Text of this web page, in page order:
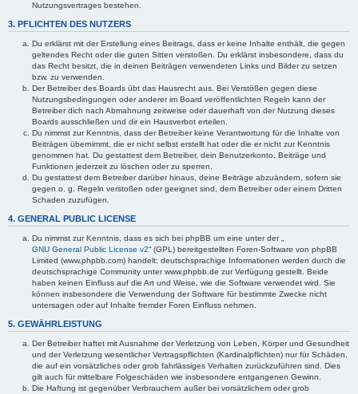
Nutzungsvertrages bestehen.
3. PFLICHTEN DES NUTZERS
Du erklärst mit der Erstellung eines Beitrags, dass er keine Inhalte enthält, die gegen
geltendes Recht oder die guten Sitten verstoßen. Du erklärst insbesondere, dass du
das Recht besitzt, die in deinen Beiträgen verwendeten Links und Bilder zu setzen
bzw. zu verwenden.
Der Betreiber des Boards übt das Hausrecht aus. Bei Verstößen gegen diese
Nutzungsbedingungen oder anderer im Board veröffentlichten Regeln kann der
Betreiber dich nach Abmahnung zeitweise oder dauerhaft von der Nutzung dieses
Boards ausschließen und dir ein Hausverbot erteilen.
Du nimmst zur Kenntnis, dass der Betreiber keine Verantwortung für die Inhalte von
Beiträgen übernimmt, die er nicht selbst erstellt hat oder die er nicht zur Kenntnis
genommen hat. Du gestattest dem Betreiber, dein Benutzerkonto, Beiträge und
Funktionen jederzeit zu löschen oder zu sperren.
Du gestattest dem Betreiber darüber hinaus, deine Beiträge abzuändern, sofern sie
gegen o. g. Regeln verstoßen oder geeignet sind, dem Betreiber oder einem Dritten
Schaden zuzufügen.
4. GENERAL PUBLIC LICENSE
Du nimmst zur Kenntnis, dass es sich bei phpBB um eine unter der „
GNU General Public License v2“ (GPL) bereitgestellten Foren-Software von phpBB
Limited (www.phpbb.com) handelt; deutschsprachige Informationen werden durch die
deutschsprachige Community unter www.phpbb.de zur Verfügung gestellt. Beide
haben keinen Einfluss auf die Art und Weise, wie die Software verwendet wird. Sie
können insbesondere die Verwendung der Software für bestimmte Zwecke nicht
untersagen oder auf Inhalte fremder Foren Einfluss nehmen.
5. GEWÄHRLEISTUNG
Der Betreiber haftet mit Ausnahme der Verletzung von Leben, Körper und Gesundheit
und der Verletzung wesentlicher Vertragspflichten (Kardinalpflichten) nur für Schäden,
die auf ein vorsätzliches oder grob fahrlässiges Verhalten zurückzuführen sind. Dies
gilt auch für mittelbare Folgeschäden wie insbesondere entgangenen Gewinn.
Die Haftung ist gegenüber Verbrauchern außer bei vorsätzlichem oder grob